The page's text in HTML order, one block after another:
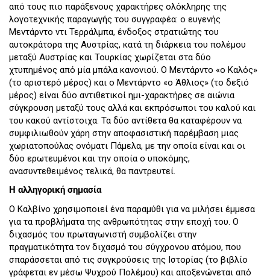
από τους πιο παράξενους χαρακτήρες ολόκληρης της
λογοτεχνικής παραγωγής του συγγραφέα: ο ευγενής
Μεντάρντο ντι Τερράλμπα, ένδοξος στρατιώτης του
αυτοκράτορα της Αυστρίας, κατά τη διάρκεια του πολέμου
μεταξύ Αυστρίας και Τουρκίας χωρίζεται στα δύο
χτυπημένος από μία μπάλα κανονιού. Ο Μεντάρντο «ο Καλός»
(το αριστερό μέρος) και ο Μεντάρντο «ο Άθλιος» (το δεξιό
μέρος) είναι δύο αντιθετικοί ημι-χαρακτήρες σε αιώνια
σύγκρουση μεταξύ τους αλλά και εκπρόσωποι του καλού και
του κακού αντίστοιχα. Τα δύο αντίθετα θα καταφέρουν να
συμφιλιωθούν χάρη στην αποφασιστική παρέμβαση μιας
χωριατοπούλας ονόματι Πάμελα, με την οποία είναι και οι
δύο ερωτευμένοι και την οποία ο υποκόμης,
ανασυντεθειμένος τελικά, θα παντρευτεί.
Η αλληγορική σημασία
Ο Καλβίνο χρησιμοποιεί ένα παραμύθι για να μιλήσει έμμεσα
για τα προβλήματα της ανθρωπότητας στην εποχή του. Ο
διχασμός του πρωταγωνιστή συμβολίζει στην
πραγματικότητα τον διχασμό του σύγχρονου ατόμου, που
σπαράσσεται από τις συγκρούσεις της Ιστορίας (το βιβλίο
γράφεται εν μέσω Ψυχρού Πολέμου) και αποξενώνεται από